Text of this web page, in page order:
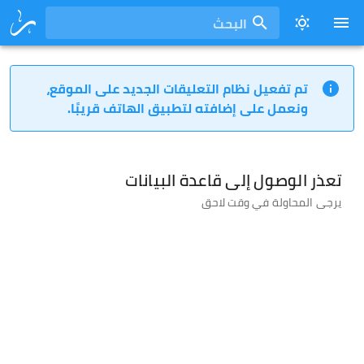
البحث
تم تفعيل نظام التعليقات الجديد على الموقع،
ونعمل على إضافته لتطبيق الهاتف قريبًا.
تعذر الوصول إلى قاعدة البيانات
يرجى المحاولة في وقت لاحق